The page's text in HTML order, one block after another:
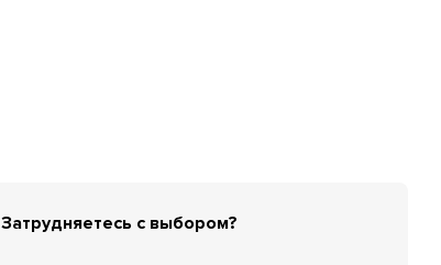
Затрудняетесь с выбором?